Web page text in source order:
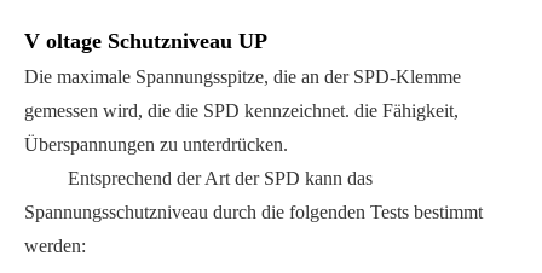
V oltage Schutzniveau UP
Die maximale Spannungsspitze, die an der SPD-Klemme
gemessen wird, die die SPD kennzeichnet. die Fähigkeit,
Überspannungen zu unterdrücken.
Entsprechend der Art der SPD kann das
Spannungsschutzniveau durch die folgenden Tests bestimmt
werden: